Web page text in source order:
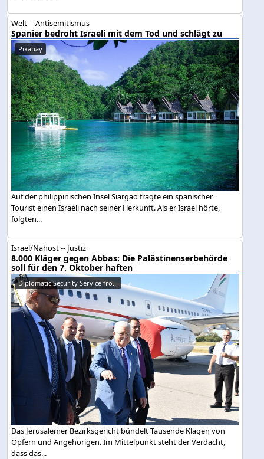
Welt -- Antisemitismus
Spanier bedroht Israeli mit dem Tod und schlägt zu
Pixabay
Auf der philippinischen Insel Siargao fragte ein spanischer
Tourist einen Israeli nach seiner Herkunft. Als er Israel hörte,
folgten...
Israel/Nahost -- Justiz
8.000 Kläger gegen Abbas: Die Palästinenserbehörde
soll für den 7. Oktober haften
Diplomatic Security Service fro...
Das Jerusalemer Bezirksgericht bündelt Tausende Klagen von
Opfern und Angehörigen. Im Mittelpunkt steht der Verdacht,
dass das...